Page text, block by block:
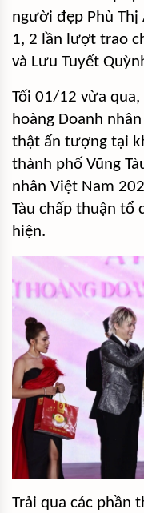
người đẹp Phù Thị
1, 2 lần lượt trao
và Lưu Tuyết
Tối 01/12 vừa
hoàng Doanh
thật ấn tượng tại
thành phố Vũng
nhân Việt Nam
Tàu chấp thuận tổ
hiện.
Trải qua các phần